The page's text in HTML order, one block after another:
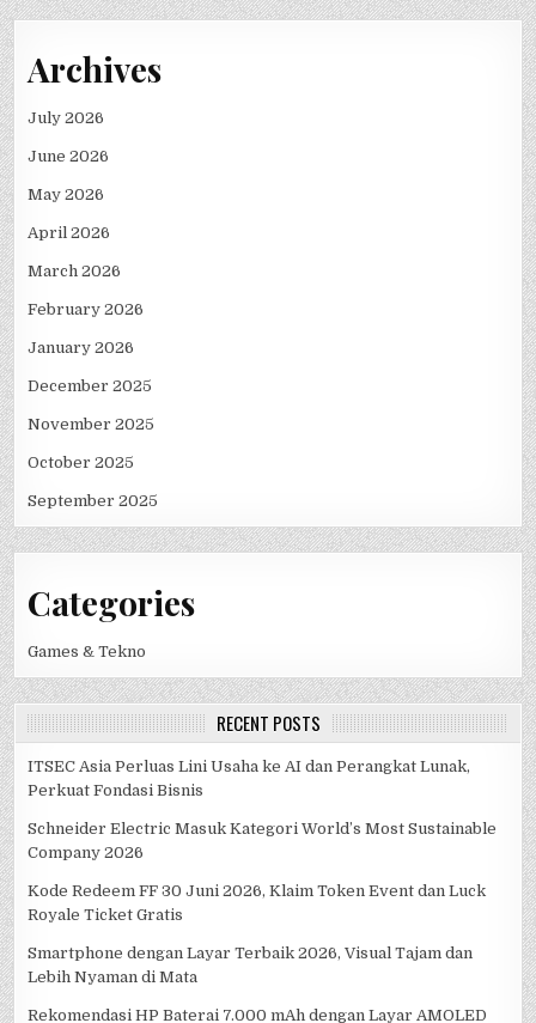
Archives
July 2026
June 2026
May 2026
April 2026
March 2026
February 2026
January 2026
December 2025
November 2025
October 2025
September 2025
Categories
Games & Tekno
RECENT POSTS
ITSEC Asia Perluas Lini Usaha ke AI dan Perangkat Lunak,
Perkuat Fondasi Bisnis
Schneider Electric Masuk Kategori World’s Most Sustainable
Company 2026
Kode Redeem FF 30 Juni 2026, Klaim Token Event dan Luck
Royale Ticket Gratis
Smartphone dengan Layar Terbaik 2026, Visual Tajam dan
Lebih Nyaman di Mata
Rekomendasi HP Baterai 7.000 mAh dengan Layar AMOLED